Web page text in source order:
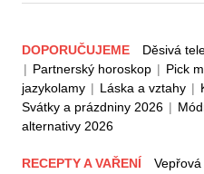
DOPORUČUJEME Děsivá
| Partnerský horoskop | Pick
jazykolamy | Láska a vztahy |
Svátky a prázdniny 2026 |
alternativy 2026
RECEPTY A VAŘENÍ